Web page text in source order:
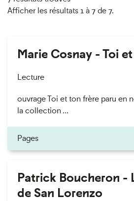
Afficher les résultats 1 à 7 de 7.
Marie Cosnay - Toi
Lecture
ouvrage Toi et ton frère paru en
la collection ...
Pages
Patrick Boucheron -
de San Lorenzo